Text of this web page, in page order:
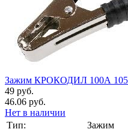
Зажим КРОКОДИЛ 100А
49 руб.
46.06 руб.
Нет в наличии
Тип:
Зажим